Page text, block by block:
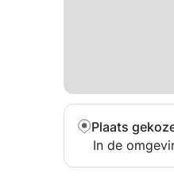
Plaats
In de